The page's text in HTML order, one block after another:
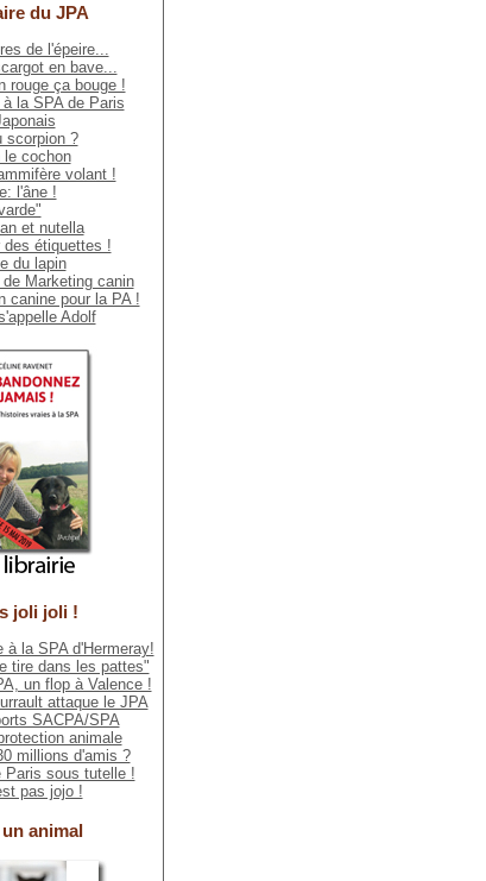
du JPA
de l'épeire...
en bave...
rouge ça bouge !
à la SPA de Paris
scorpion ?
le cochon
volant !
l'âne !
et nutella
des étiquettes !
du lapin
Marketing canin
canine pour la PA !
Adolf
joli joli !
à la SPA d'Hermeray!
tire dans les pattes"
un flop à Valence !
attaque le JPA
SACPA/SPA
animale
millions d'amis ?
Paris sous tutelle !
pas jojo !
animal